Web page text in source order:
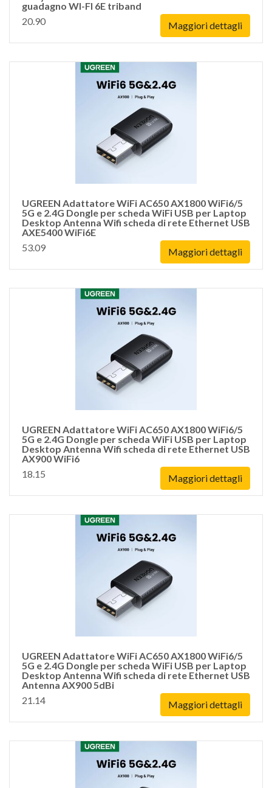
guadagno WI-FI 6E triband
20.90
Maggiori dettagli
UGREEN Adattatore WiFi AC650 AX1800 WiFi6/5
5G e 2.4G Dongle per scheda WiFi USB per Laptop
Desktop Antenna Wifi scheda di rete Ethernet USB
AXE5400 WiFi6E
53.09
Maggiori dettagli
UGREEN Adattatore WiFi AC650 AX1800 WiFi6/5
5G e 2.4G Dongle per scheda WiFi USB per Laptop
Desktop Antenna Wifi scheda di rete Ethernet USB
AX900 WiFi6
18.15
Maggiori dettagli
UGREEN Adattatore WiFi AC650 AX1800 WiFi6/5
5G e 2.4G Dongle per scheda WiFi USB per Laptop
Desktop Antenna Wifi scheda di rete Ethernet USB
Antenna AX900 5dBi
21.14
Maggiori dettagli